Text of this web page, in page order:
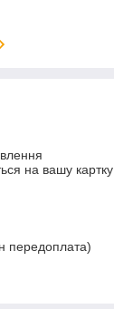
на вашу картку
передоплата)